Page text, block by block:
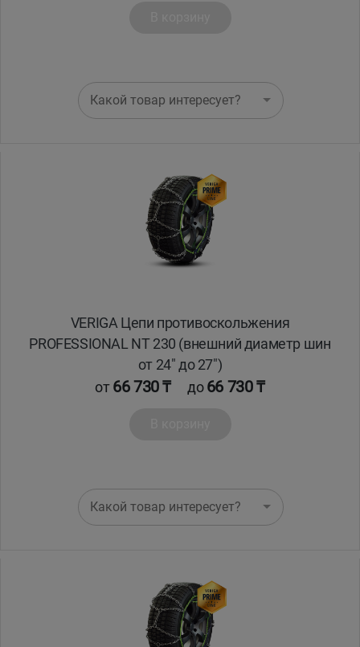
Какой товар интересует?
VERIGA Цепи противоскольжения
PROFESSIONAL NT 230 (внешний диаметр шин
от 24" до 27")
от66 730 ₸ до66 730 ₸
Какой товар интересует?